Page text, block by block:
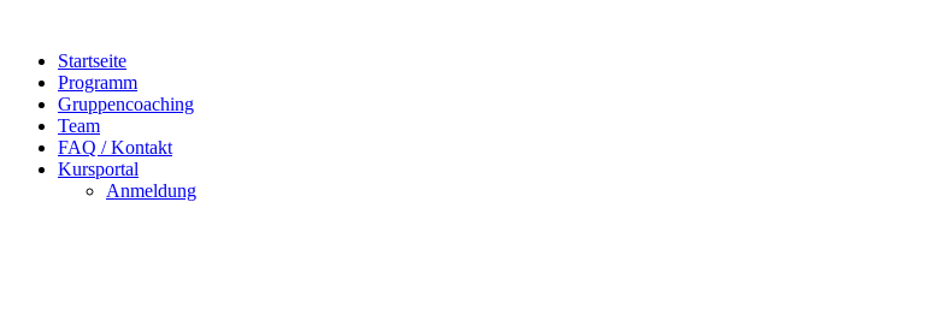
wechselnStartseite
Programm
Gruppencoaching
Team
FAQ / Kontakt
Kursportal
Anmeldung